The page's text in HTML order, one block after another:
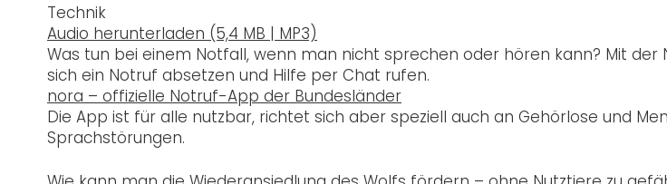
Technik
Audio herunterladen (5,4 MB | MP3)
Was tun bei einem Notfall, wenn man nicht sprechen oder hören kann? Mit
sich ein Notruf absetzen und Hilfe per Chat rufen.
nora – offizielle Notruf-App der Bundesländer
Die App ist für alle nutzbar, richtet sich aber speziell auch an Gehörlose und
Sprachstörungen.